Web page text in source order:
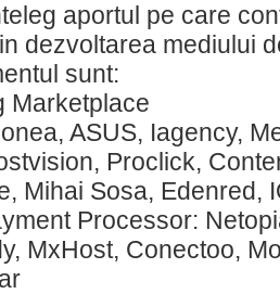
aportul pe care
dezvoltarea mediului
sunt:
Marketplace
ASUS, Iagency,
Proclick,
Mihai Sosa, Edenred,
Processor:
MxHost, Conectoo,